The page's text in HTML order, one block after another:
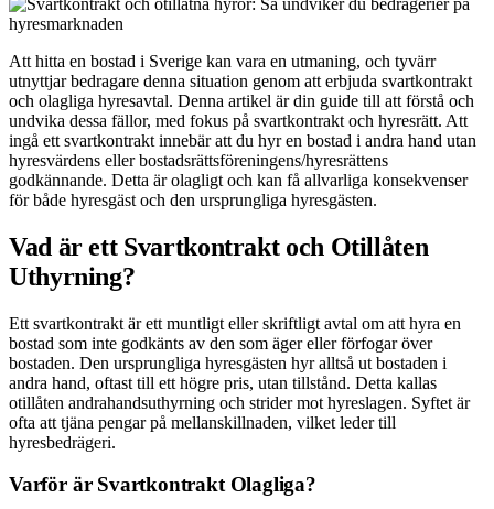
Att hitta en bostad i Sverige kan vara en utmaning, och tyvärr
utnyttjar bedragare denna situation genom att erbjuda svartkontrakt
och olagliga hyresavtal. Denna artikel är din guide till att förstå och
undvika dessa fällor, med fokus på svartkontrakt och hyresrätt. Att
ingå ett svartkontrakt innebär att du hyr en bostad i andra hand utan
hyresvärdens eller bostadsrättsföreningens/hyresrättens
godkännande. Detta är olagligt och kan få allvarliga konsekvenser
för både hyresgäst och den ursprungliga hyresgästen.
Vad är ett Svartkontrakt och Otillåten
Uthyrning?
Ett svartkontrakt är ett muntligt eller skriftligt avtal om att hyra en
bostad som inte godkänts av den som äger eller förfogar över
bostaden. Den ursprungliga hyresgästen hyr alltså ut bostaden i
andra hand, oftast till ett högre pris, utan tillstånd. Detta kallas
otillåten andrahandsuthyrning och strider mot hyreslagen. Syftet är
ofta att tjäna pengar på mellanskillnaden, vilket leder till
hyresbedrägeri.
Varför är Svartkontrakt Olagliga?